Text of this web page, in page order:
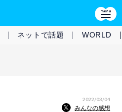
ネットで話題 WORLD
2022/03/04
みんなの感想